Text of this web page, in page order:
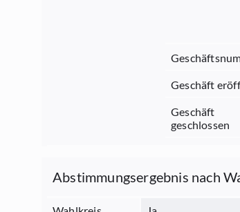
Geschäft
Geschäft
geschlossen
Abstimmungsergebnis nach